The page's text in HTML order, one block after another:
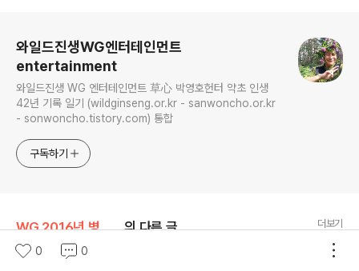
와일드진생WG엔터테인먼트
entertainment
와일드진생 WG 엔터테인먼트 草心 박영호헌터 약초 인생
42년 기록 일기 (wildginseng.or.kr - sanwoncho.or.kr
- sonwoncho.tistory.com) 통합
구독하기
WG 2016년 병신년 기록 의 다른 글 더보기
산삼 감정 의뢰 들어온 삼
0 0